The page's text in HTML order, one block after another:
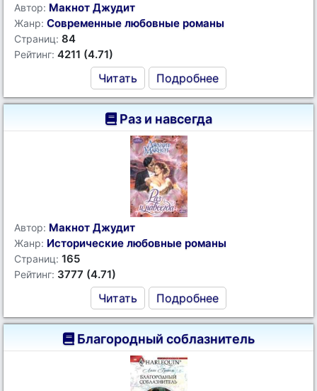
Автор: Макнот Джудит
Жанр: Современные любовные романы
Страниц: 84
Рейтинг: 4211 (4.71)
Читать Подробнее
Раз и навсегда
Автор: Макнот Джудит
Жанр: Исторические любовные романы
Страниц: 165
Рейтинг: 3777 (4.71)
Читать Подробнее
Благородный соблазнитель